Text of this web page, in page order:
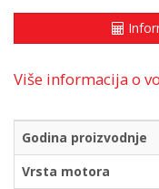
Više informacija o
Godina proizvodnje
Vrsta motora